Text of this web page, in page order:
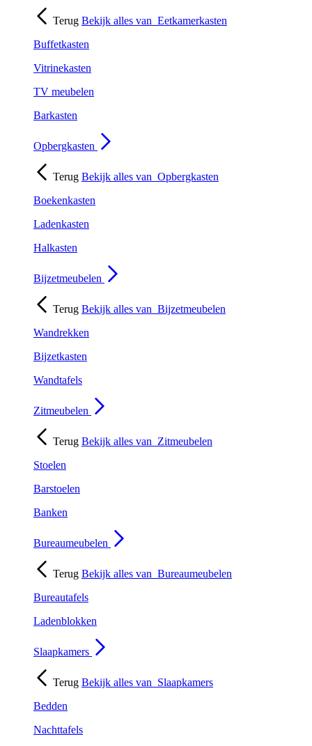
Terug Bekijk alles van Eetkamerkasten
Buffetkasten
Vitrinekasten
TV meubelen
Barkasten
Opbergkasten
Terug Bekijk alles van Opbergkasten
Boekenkasten
Ladenkasten
Halkasten
Bijzetmeubelen
Terug Bekijk alles van Bijzetmeubelen
Wandrekken
Bijzetkasten
Wandtafels
Zitmeubelen
Terug Bekijk alles van Zitmeubelen
Stoelen
Barstoelen
Banken
Bureaumeubelen
Terug Bekijk alles van Bureaumeubelen
Bureautafels
Ladenblokken
Slaapkamers
Terug Bekijk alles van Slaapkamers
Bedden
Nachttafels